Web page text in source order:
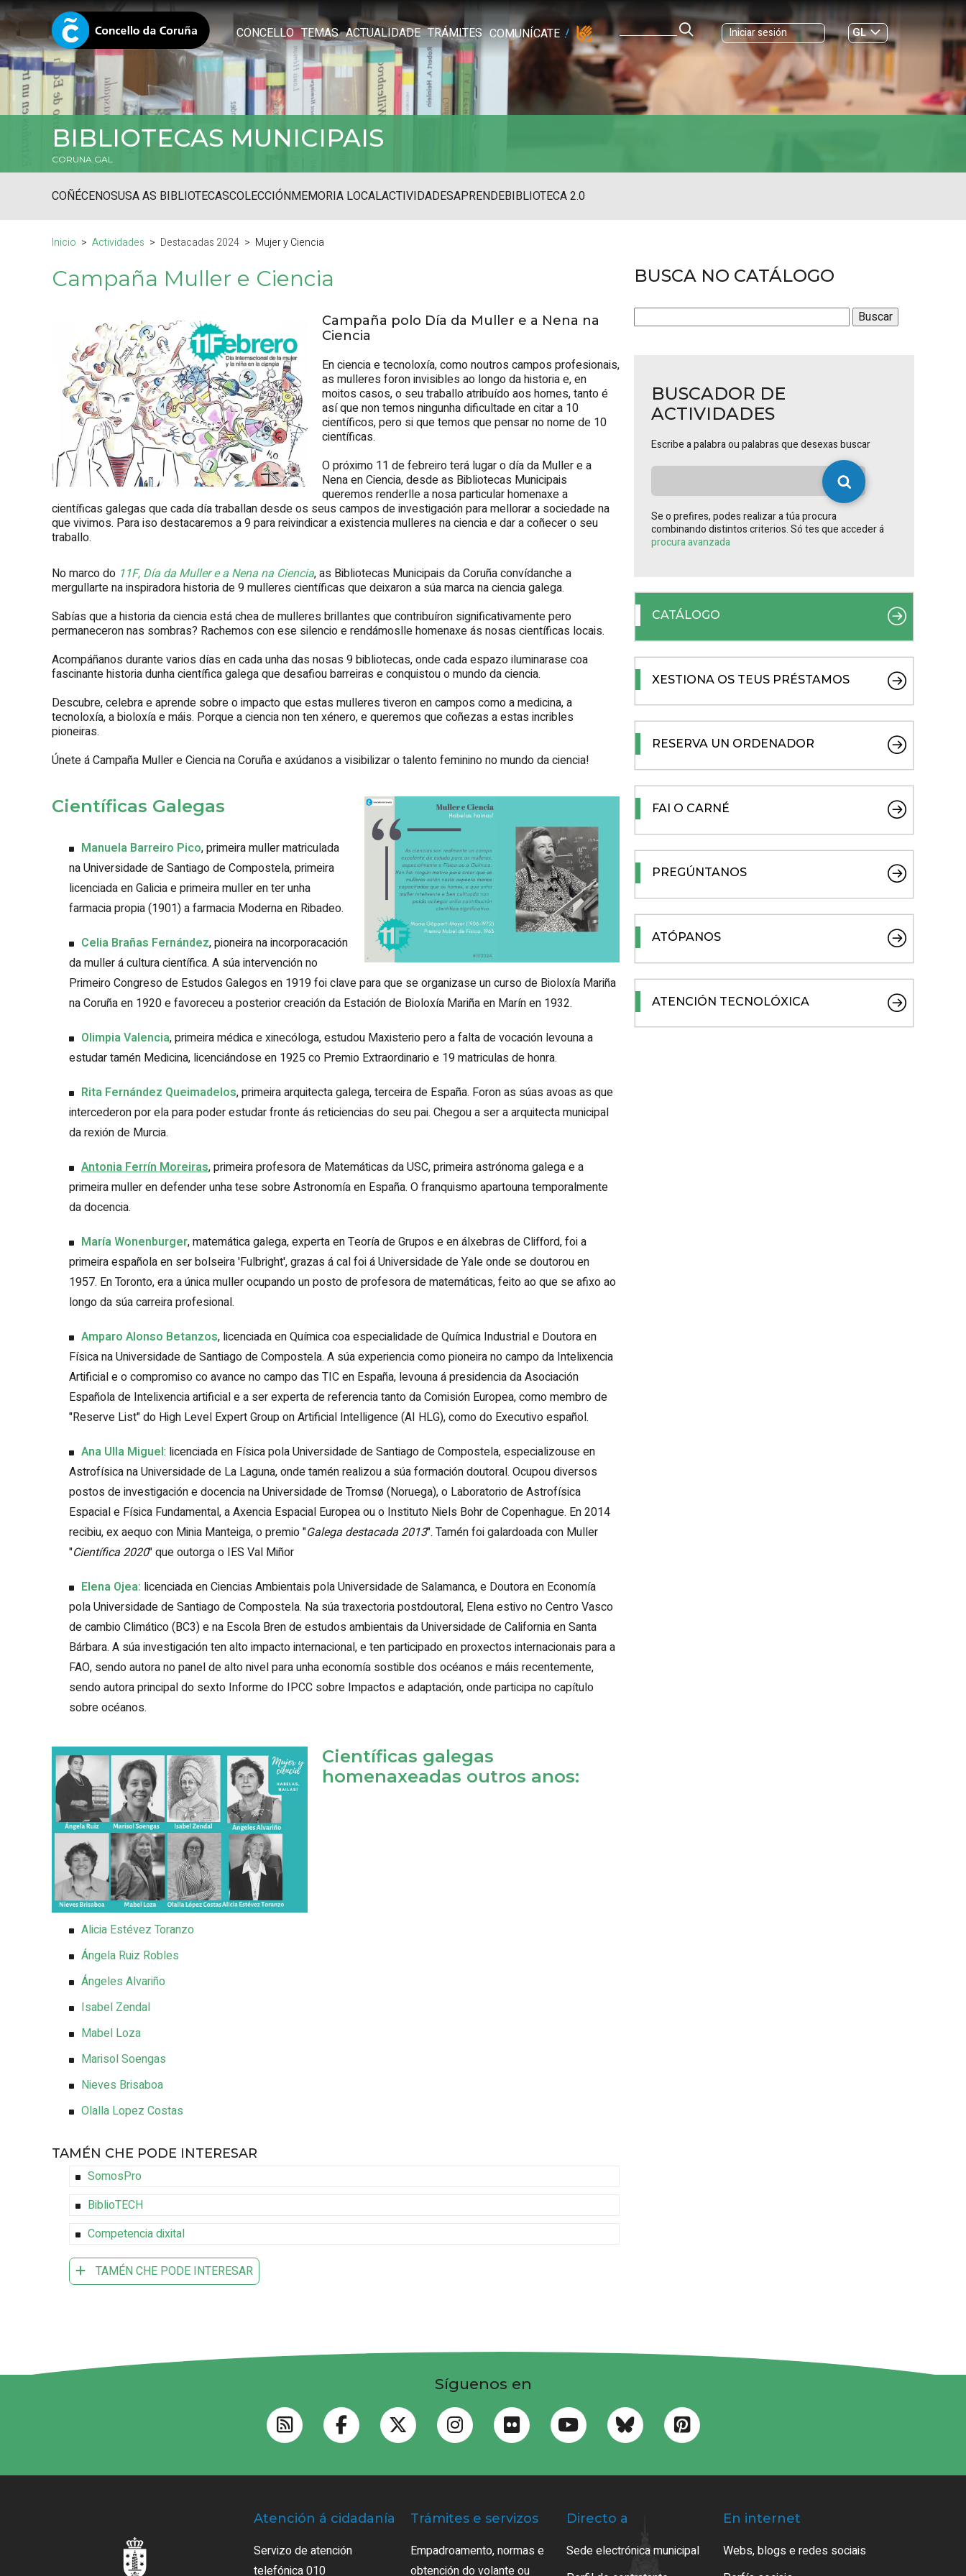
CONCELLO TEMAS ACTUALIDADE TRÁMITES COMUNÍCATE Iniciar sesión
GL
ES|
BIBLIOTECAS MUNICIPAIS
CORUNA.GAL
COÑÉCENOSUSA AS BIBLIOTECASCOLECCIÓNMEMORIA LOCALACTIVIDADESAPRENDEBIBLIOTECA 2.0
Inicio Actividades Destacadas 2024 Mujer y Ciencia
Campaña Muller e Ciencia
Campaña polo Día da Muller e a Nena na
Ciencia
En ciencia e tecnoloxía, como noutros campos profesionais,
as mulleres foron invisibles ao longo da historia e, en
moitos casos, o seu traballo atribuído aos homes, tanto é
así que non temos ningunha dificultade en citar a 10
científicos, pero si que temos que pensar no nome de 10
científicas.
O próximo 11 de febreiro terá lugar o día da Muller e a
Nena en Ciencia, desde as Bibliotecas Municipais
queremos renderlle a nosa particular homenaxe a
científicas galegas que cada día traballan desde os seus campos de investigación para mellorar a sociedade na
que vivimos. Para iso destacaremos a 9 para reivindicar a existencia mulleres na ciencia e dar a coñecer o seu
traballo.
No marco do 11F, Día da Muller e a Nena na Ciencia, as Bibliotecas Municipais da Coruña convídanche a
mergullarte na inspiradora historia de 9 mulleres científicas que deixaron a súa marca na ciencia galega.
Sabías que a historia da ciencia está chea de mulleres brillantes que contribuíron significativamente pero
permaneceron nas sombras? Rachemos con ese silencio e rendámoslle homenaxe ás nosas científicas locais.
Acompáñanos durante varios días en cada unha das nosas 9 bibliotecas, onde cada espazo iluminarase coa
fascinante historia dunha científica galega que desafiou barreiras e conquistou o mundo da ciencia.
Descubre, celebra e aprende sobre o impacto que estas mulleres tiveron en campos como a medicina, a
tecnoloxía, a bioloxía e máis. Porque a ciencia non ten xénero, e queremos que coñezas a estas incribles
pioneiras.
Únete á Campaña Muller e Ciencia na Coruña e axúdanos a visibilizar o talento feminino no mundo da ciencia!
Científicas Galegas
Manuela Barreiro Pico, primeira muller matriculada
na Universidade de Santiago de Compostela, primeira
licenciada en Galicia e primeira muller en ter unha
farmacia propia (1901) a farmacia Moderna en Ribadeo.
Celia Brañas Fernández, pioneira na incorporacación
da muller á cultura científica. A súa intervención no
Primeiro Congreso de Estudos Galegos en 1919 foi clave para que se organizase un curso de Bioloxía Mariña
na Coruña en 1920 e favoreceu a posterior creación da Estación de Bioloxía Mariña en Marín en 1932.
Olimpia Valencia, primeira médica e xinecóloga, estudou Maxisterio pero a falta de vocación levouna a
estudar tamén Medicina, licenciándose en 1925 co Premio Extraordinario e 19 matriculas de honra.
Rita Fernández Queimadelos, primeira arquitecta galega, terceira de España. Foron as súas avoas as que
intercederon por ela para poder estudar fronte ás reticiencias do seu pai. Chegou a ser a arquitecta municipal
da rexión de Murcia.
Antonia Ferrín Moreiras, primeira profesora de Matemáticas da USC, primeira astrónoma galega e a
primeira muller en defender unha tese sobre Astronomía en España. O franquismo apartouna temporalmente
da docencia.
María Wonenburger, matemática galega, experta en Teoría de Grupos e en álxebras de Clifford, foi a
primeira española en ser bolseira 'Fulbright', grazas á cal foi á Universidade de Yale onde se doutorou en
1957. En Toronto, era a única muller ocupando un posto de profesora de matemáticas, feito ao que se afixo ao
longo da súa carreira profesional.
Amparo Alonso Betanzos, licenciada en Química coa especialidade de Química Industrial e Doutora en
Física na Universidade de Santiago de Compostela. A súa experiencia como pioneira no campo da Intelixencia
Artificial e o compromiso co avance no campo das TIC en España, levouna á presidencia da Asociación
Española de Intelixencia artificial e a ser experta de referencia tanto da Comisión Europea, como membro de
"Reserve List" do High Level Expert Group on Artificial Intelligence (AI HLG), como do Executivo español.
Ana Ulla Miguel: licenciada en Física pola Universidade de Santiago de Compostela, especializouse en
Astrofísica na Universidade de La Laguna, onde tamén realizou a súa formación doutoral. Ocupou diversos
postos de investigación e docencia na Universidade de Tromsø (Noruega), o Laboratorio de Astrofísica
Espacial e Física Fundamental, a Axencia Espacial Europea ou o Instituto Niels Bohr de Copenhague. En 2014
recibiu, ex aequo con Minia Manteiga, o premio "Galega destacada 2013". Tamén foi galardoada con Muller
"Científica 2020" que outorga o IES Val Miñor
Elena Ojea: licenciada en Ciencias Ambientais pola Universidade de Salamanca, e Doutora en Economía
pola Universidade de Santiago de Compostela. Na súa traxectoria postdoutoral, Elena estivo no Centro Vasco
de cambio Climático (BC3) e na Escola Bren de estudos ambientais da Universidade de California en Santa
Bárbara. A súa investigación ten alto impacto internacional, e ten participado en proxectos internacionais para a
FAO, sendo autora no panel de alto nivel para unha economía sostible dos océanos e máis recentemente,
sendo autora principal do sexto Informe do IPCC sobre Impactos e adaptación, onde participa no capítulo
sobre océanos.
Científicas galegas
homenaxeadas outros anos:
Alicia Estévez Toranzo
Ángela Ruiz Robles
Ángeles Alvariño
Isabel Zendal
Mabel Loza
Marisol Soengas
Nieves Brisaboa
Olalla Lopez Costas
TAMÉN CHE PODE INTERESAR
SomosPro
BiblioTECH
Competencia dixital
TAMÉN CHE PODE INTERESAR
BUSCA NO CATÁLOGO
BUSCADOR DE
ACTIVIDADES
Escribe a palabra ou palabras que desexas buscar
Se o prefires, podes realizar a túa procura
combinando distintos criterios. Só tes que acceder á
procura avanzada
CATÁLOGO
XESTIONA OS TEUS PRÉSTAMOS
RESERVA UN ORDENADOR
FAI O CARNÉ
PREGÚNTANOS
ATÓPANOS
ATENCIÓN TECNOLÓXICA
Síguenos en
Atención á cidadanía
Servizo de atención
telefónica 010
Trámites e servizos
Empadroamento, normas e
obtención do volante ou
Directo a
Sede electrónica municipal
En internet
Webs, blogs e redes sociais